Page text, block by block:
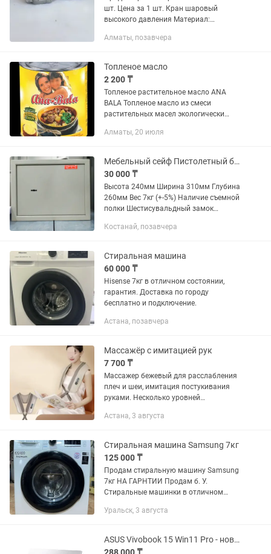
шт. Цена за 1 шт. Кран шаровый
высокого давления Материал:
Температура давление, бар: -10С - 180С
Алматы, позавчера
Топленое масло
2 200 ₸
Топленое растительное масло ANA
BALA Топленое масло из смеси
растительных масел экологически
примесей и антибиотиков. Податливое,
Алматы, 20 июля
Мебельный сейф Пистолетный бокс «Д 24м»
30 000 ₸
Высота 240мм Ширина 310мм Глубина
260мм Вес 7кг (+-5%) Наличие съемной
полки Шестисувальдный замок
порошковое покрытие В нашей
большой...
Костанай, позавчера
Стиральная машина
60 000 ₸
Hisense 7кг в отличном состоянии,
гарантия. Доставка по городу
бесплатно и подключение.
Астана, позавчера
Массажёр с имитацией рук
7 700 ₸
Массажер бежевый для расслабления
плеч и шеи, имитация постукивания
руками. Несколько уровней
отверстия,15 мин таймер. Размеры
мощность...
Астана, 3 августа
Стиральная машина Samsung 7кг
125 000 ₸
Продам стиральную машину Samsung
7кг НА ГАРНТИИ Продам б. У.
Стиральные машинки в отличном
сломанную. Вывоз/продажа/
новую. Все...
Уральск, 3 августа
ASUS Vivobook 15 Win11 Pro - новый